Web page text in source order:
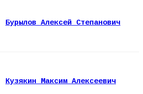
Бурылов Алексей Степанович
Кузякин Максим Алексеевич